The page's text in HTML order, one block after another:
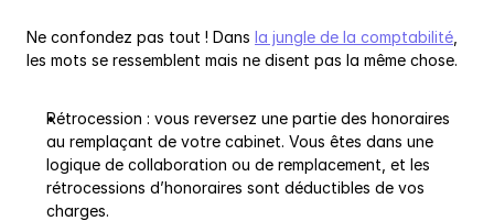
Ne confondez pas tout ! Dans la jungle de la comptabilité
les mots se ressemblent mais ne disent pas la même chose.
Rétrocession : vous reversez une partie des honoraires
au remplaçant de votre cabinet. Vous êtes dans une
logique de collaboration ou de remplacement, et les
rétrocessions d’honoraires sont déductibles de vos
charges.